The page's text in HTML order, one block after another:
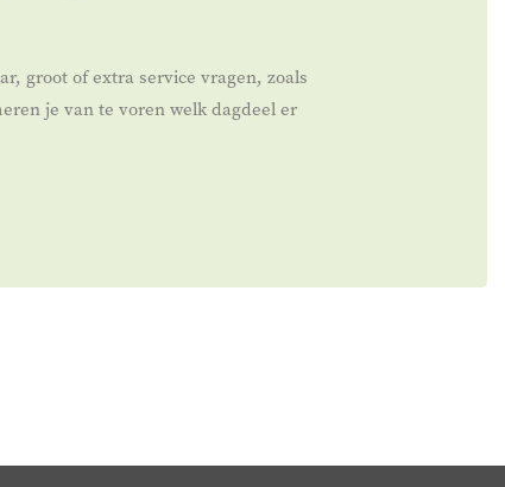
groot of extra service vragen, zoals
je van te voren welk dagdeel er